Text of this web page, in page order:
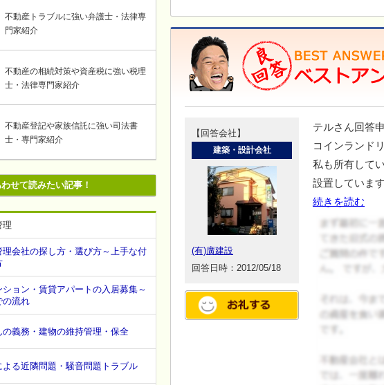
【回答会社】
建築・設計会社
(有)廣建設
回答日時：2012/05/18
テルさん回答
コインランド
私も所有して
設置していま
続きを読む
不動産トラブルに強い弁護士・法律専
門家紹介
不動産の相続対策や資産税に強い税理
士・法律専門家紹介
不動産登記や家族信託に強い司法書
士・専門家紹介
わせて読みたい記事！
理
理会社の探し方・選び方～上手な付
ション・賃貸アパートの入居募集～
の流れ
の義務・建物の維持管理・保全
よる近隣問題・騒音問題トラブル